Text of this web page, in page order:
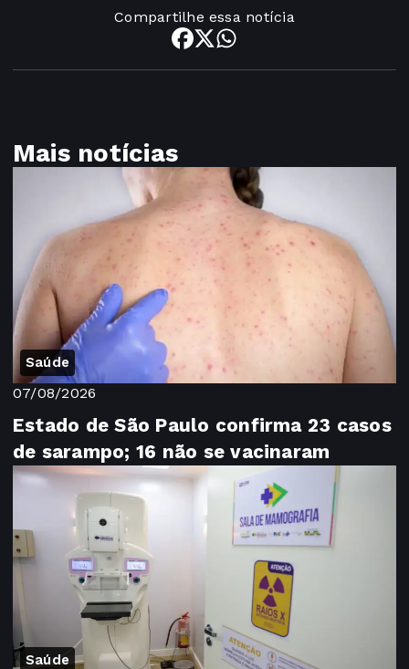
Compartilhe essa notícia
Mais notícias
Saúde
07/08/2026
Estado de São Paulo confirma 23 casos
de sarampo; 16 não se vacinaram
Saúde